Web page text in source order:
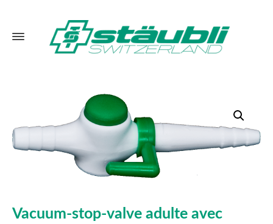
Vacuum-stop-valve adulte avec